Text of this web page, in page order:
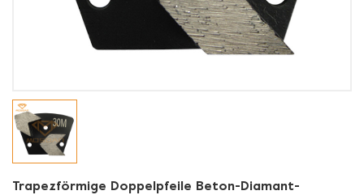
Trapezförmige Doppelpfeile Beton-Diamant-